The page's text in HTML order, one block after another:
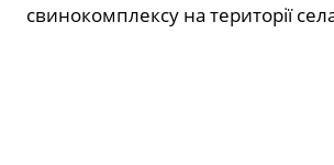
свинокомплексу на території